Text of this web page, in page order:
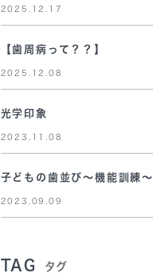
2025.12.17
【歯周病って？？】
2025.12.08
光学印象
2023.11.08
子どもの歯並び～機能訓練～
2023.09.09
TAG タグ